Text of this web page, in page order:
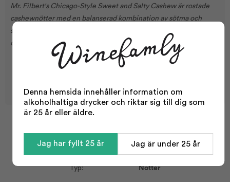
Mr. Filbert's Chicago-Style Sweet and Salty Cashew är rostade
cashewnötter med en balanserad kombination av sötma och
sälta. Den krispiga konsistensen och den fylliga kryddningen gör
dem till ett smakrikt snacks för många olika tillfällen.
Facts
Typ: Nötter
Denna hemsida innehåller information om
alkoholhaltiga drycker och riktar sig till dig som
är 25 år eller äldre.
Jag har fyllt 25 år Jag är under 25 år